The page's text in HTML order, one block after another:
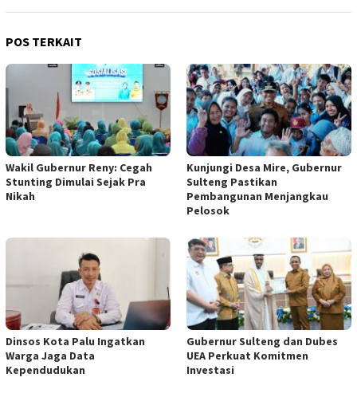
POS TERKAIT
Wakil Gubernur Reny: Cegah
Stunting Dimulai Sejak Pra
Nikah
Kunjungi Desa Mire, Gubernur
Sulteng Pastikan
Pembangunan Menjangkau
Pelosok
Dinsos Kota Palu Ingatkan
Warga Jaga Data
Kependudukan
Gubernur Sulteng dan Dubes
UEA Perkuat Komitmen
Investasi